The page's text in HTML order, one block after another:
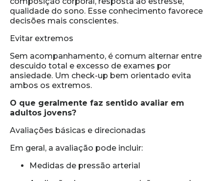
qualidade do sono. Esse conhecimento favorece
decisões mais conscientes.
Evitar extremos
Sem acompanhamento, é comum alternar entre
descuido total e excesso de exames por
ansiedade. Um check-up bem orientado evita
ambos os extremos.
O que geralmente faz sentido avaliar em
adultos jovens?
Avaliações básicas e direcionadas
Em geral, a avaliação pode incluir:
Medidas de pressão arterial